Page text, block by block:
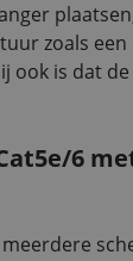
zoals
ook is dat
6